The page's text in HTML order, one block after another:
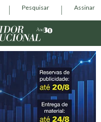
Pesquisar Assinar